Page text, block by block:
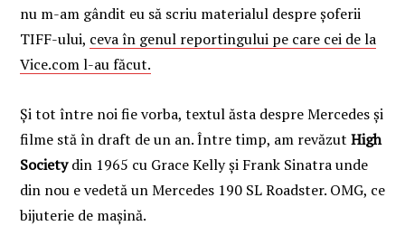
nu m-am gândit eu să scriu materialul despre șoferii
TIFF-ului, ceva în genul reportingului pe care cei de la
Vice.com l-au făcut.
Și tot între noi fie vorba, textul ăsta despre Mercedes și
filme stă în draft de un an. Între timp, am revăzut High
Societydin 1965 cu Grace Kelly și Frank Sinatra unde
din nou e vedetă un Mercedes 190 SL Roadster. OMG, ce
bijuterie de mașină.